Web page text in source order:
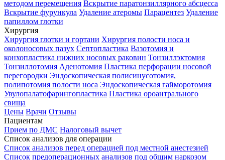
методом перемещения Вскрытие паратонзиллярного абсцесса
Вскрытие фурункула Удаление атеромы Парацентез Удаление
папиллом глотки
Хирургия
Хирургия глотки и гортани Хирургия полости носа и
околоносовых пазух Септопластика Вазотомия и
конхопластика нижних носовых раковин Тонзиллэктомия
Тонзиллотомия Аденотомия Пластика перфорации носовой
перегородки Эндоскопическая полисинусотомия,
полипотомия полости носа Эндоскопическая гайморотомия
Увулопалатофарингопластика Пластика ороантрального
свища
Цены Врачи Отзывы
Пациентам
Прием по ДМС Налоговый вычет
Список анализов для операции
Список анализов перед операцией под местной анестезией
Список предоперационных анализов под общим наркозом